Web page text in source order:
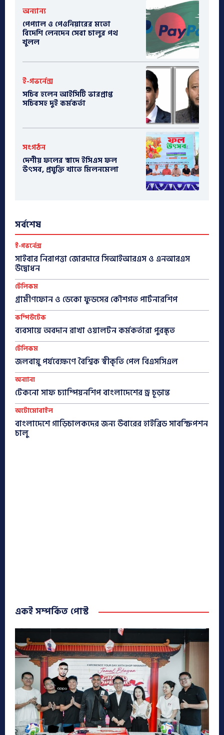
অন্যান্য
পেপ্যাল ও পেওনিয়ারের মতো
বিদেশি লেনদেন সেবা চালুর পথ
খুলল
ই-গভর্নেন্স
সচিব হলেন আইসিটি ভারপ্রাপ্ত
সচিবসহ দুই কর্মকর্তা
সংগঠন
দেশীয় ফলের স্বাদে ইসিএস ফল
উৎসব, প্রযুক্তি খাতে মিলনমেলা
সর্বশেষ
ই-গভর্নেন্স
সাইবার নিরাপত্তা জোরদারে সিআইআরএস ও এনআরএস
উদ্বোধন
টেলিকম
গ্রামীণফোন ও ডেকো ফুডসের কৌশগত পার্টনারশিপ
কম্পিউটেক
ব্যবসায়ে অবদান রাখা ওয়ালটন কর্মকর্তারা পুরস্কৃত
টেলিকম
জলবায়ু পর্যবেক্ষণে বৈশ্বিক স্বীকৃতি পেল বিএসসিএল
অন্যান্য
টেকনো সাফ চ্যাম্পিয়নশিপ বাংলাদেশের ড্র চূড়ান্ত
অটোমোবাইল
বাংলাদেশে গাড়িচালকদের জন্য উবারের হাইব্রিড সাবস্ক্রিপশন
চালু
একই সম্পর্কিত পোস্ট